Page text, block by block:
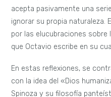
cómo el ser humano puede
elaboró una doctrina
de“Dios” que reposan en una
es capaz de expresar: la
Jaquet en su textoLa
Afectos, acciones y pasiones
Spinoza, la unión psicofísica